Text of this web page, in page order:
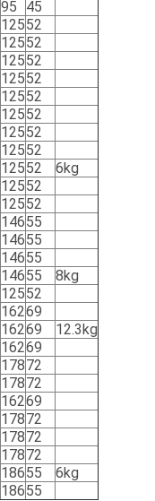
95
45
12552
12552
12552
12552
12552
12552
12552
12552
12552
6kg
12552
12552
14655
14655
14655
14655
8kg
12552
16269
16269
12.3kg
16269
17872
17872
16269
17872
17872
17872
18655
6kg
18655